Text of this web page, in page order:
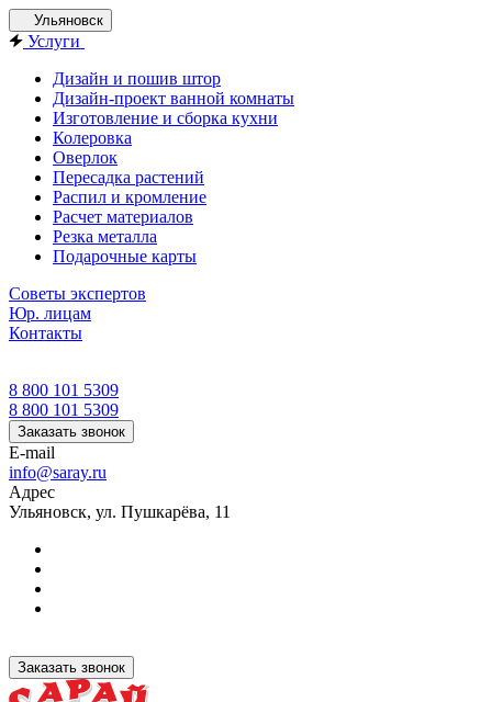
Ульяновск
Услуги
Дизайн и пошив штор
Дизайн-проект ванной комнаты
Изготовление и сборка кухни
Колеровка
Оверлок
Пересадка растений
Распил и кромление
Расчет материалов
Резка металла
Подарочные карты
Советы экспертов
Юр. лицам
Контакты
8 800 101 5309
8 800 101 5309
Заказать звонок
E-mail
info@saray.ru
Адрес
Ульяновск, ул. Пушкарёва, 11
Заказать звонок